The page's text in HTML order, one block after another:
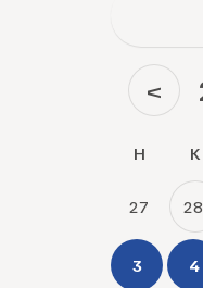
<
H K
27 28
3 4